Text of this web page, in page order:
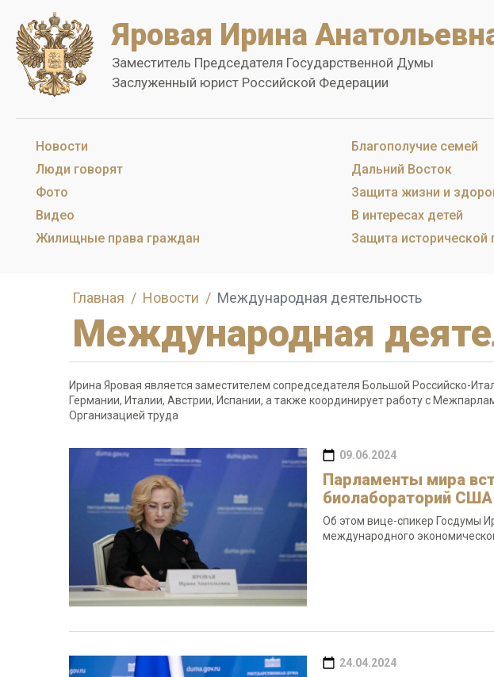
Яровая Ирина
Заместитель Председателя Государственной Думы
Заслуженный юрист Российской Федерации
Новости
Люди говорят
Фото
Видео
Жилищные права граждан
Благополучие семей
Дальний Восток
Защита жизни и
В интересах детей
Защита исторической
Главная Новости Международная деятельность
Международная
Ирина Яровая является заместителем сопредседателя Большой Российско-
Германии, Италии, Австрии, Испании, а также координирует работу с
Организацией труда
09.06.2024
Парламенты мира
биолабораторий США
Об этом вице-спикер Госдумы
международного
24.04.2024